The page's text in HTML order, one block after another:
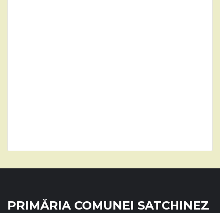
PRIMĂRIA COMUNEI SATCHINEZ